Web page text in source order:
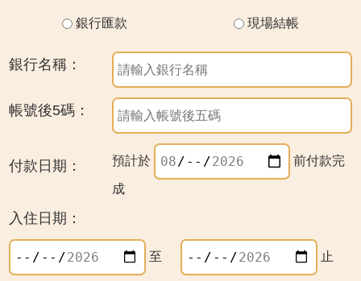
銀行匯款 現場結帳
銀行名稱：
帳號後5碼：
付款日期： 預計於 前付款完
成
入住日期：
至 止